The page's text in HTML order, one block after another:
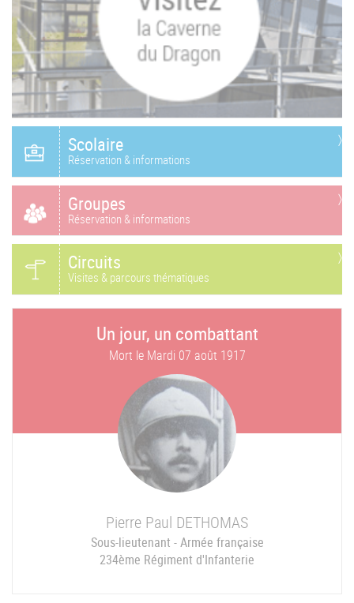
Scolaire
Réservation & informations
Groupes
Réservation & informations
Circuits
Visites & parcours thématiques
Un jour, un combattant
Mort le Mardi 07 août 1917
Pierre Paul DETHOMAS
Sous-lieutenant - Armée française
234ème Régiment d'Infanterie